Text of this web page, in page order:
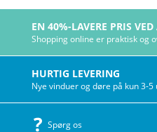
EN 40%-LAVERE PRIS
Shopping online er praktisk og
HURTIG LEVERING
Nye vinduer og døre på kun 3-5
Spørg os